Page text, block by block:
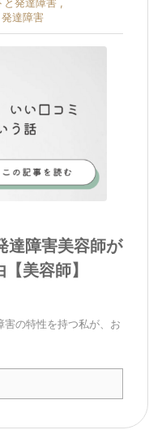
達障害
達障害美容師が
美容師】
害の特性を持つ私が、お